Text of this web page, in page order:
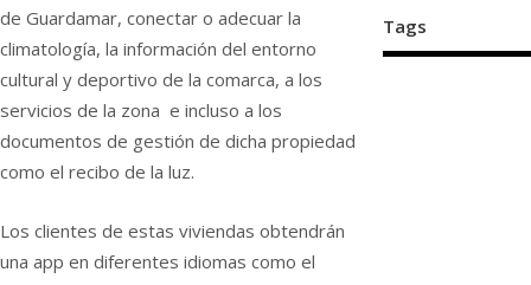
de Guardamar, conectar o adecuar la
climatología, la información del entorno
cultural y deportivo de la comarca, a los
servicios de la zona e incluso a los
documentos de gestión de dicha propiedad
como el recibo de la luz.
Los clientes de estas viviendas obtendrán
una app en diferentes idiomas como el
Tags